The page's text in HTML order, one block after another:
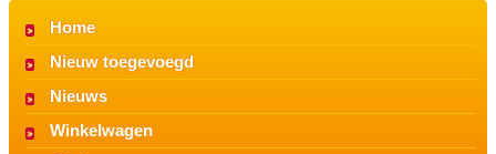
Home
Nieuw toegevoegd
Nieuws
Winkelwagen